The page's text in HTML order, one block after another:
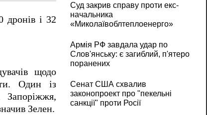
дронів і 32
щодо
Один із
Запоріжжя,
Зелен.
Суд закрив справу проти екс-
начальника
«Миколаївоблтеплоенерго»
Армія РФ завдала удар по
Слов'янську: є загиблий, п'ятеро
поранених
Сенат США схвалив
законопроект про "пекельні
санкції" проти Росії